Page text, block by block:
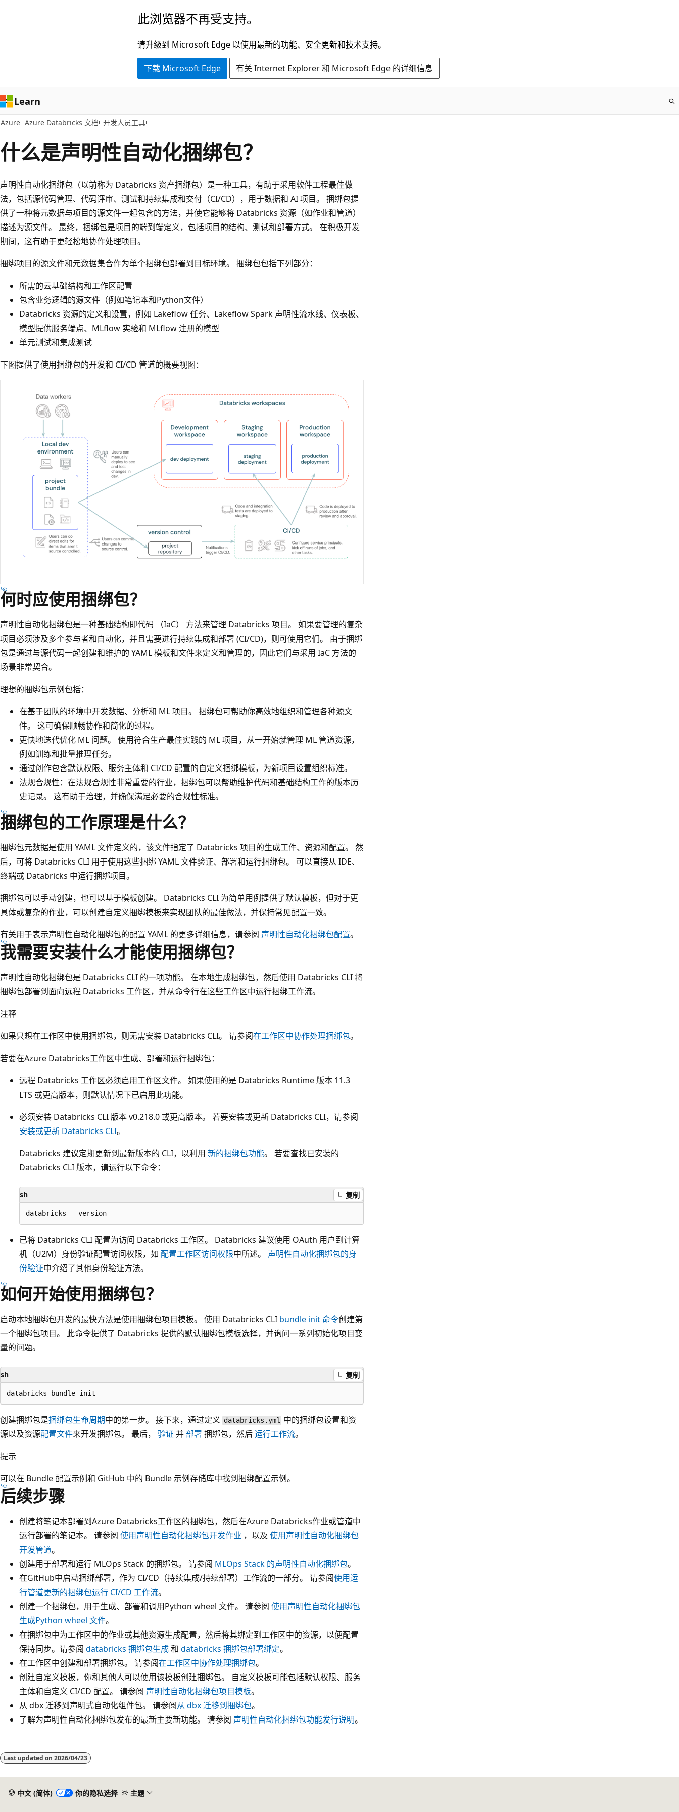
容
此浏览器不再受支持。
请升级到 Microsoft Edge 以使用最新的功能、安全更新和技术支持。
下载 Microsoft Edge 有关 Internet Explorer 和 Microsoft Edge 的详细信息
Learn
Azure Azure Databricks 文档 开发人员工具
什么是声明性自动化捆绑包？
声明性自动化捆绑包（以前称为 Databricks 资产捆绑包）是一种工具，有助于采用软件工程最佳做
法，包括源代码管理、代码评审、测试和持续集成和交付（CI/CD），用于数据和 AI 项目。 捆绑包提
供了一种将元数据与项目的源文件一起包含的方法，并使它能够将 Databricks 资源（如作业和管道）
描述为源文件。 最终，捆绑包是项目的端到端定义，包括项目的结构、测试和部署方式。 在积极开发
期间，这有助于更轻松地协作处理项目。
捆绑项目的源文件和元数据集合作为单个捆绑包部署到目标环境。 捆绑包包括下列部分：
所需的云基础结构和工作区配置
包含业务逻辑的源文件（例如笔记本和Python文件）
Databricks 资源的定义和设置，例如 Lakeflow 任务、Lakeflow Spark 声明性流水线、仪表板、
模型提供服务端点、MLflow 实验和 MLflow 注册的模型
单元测试和集成测试
下图提供了使用捆绑包的开发和 CI/CD 管道的概要视图：
何时应使用捆绑包？
声明性自动化捆绑包是一种基础结构即代码 （IaC） 方法来管理 Databricks 项目。 如果要管理的复杂
项目必须涉及多个参与者和自动化，并且需要进行持续集成和部署 (CI/CD)，则可使用它们。 由于捆绑
包是通过与源代码一起创建和维护的 YAML 模板和文件来定义和管理的，因此它们与采用 IaC 方法的
场景非常契合。
理想的捆绑包示例包括：
在基于团队的环境中开发数据、分析和 ML 项目。 捆绑包可帮助你高效地组织和管理各种源文
件。 这可确保顺畅协作和简化的过程。
更快地迭代优化 ML 问题。 使用符合生产最佳实践的 ML 项目，从一开始就管理 ML 管道资源，
例如训练和批量推理任务。
通过创作包含默认权限、服务主体和 CI/CD 配置的自定义捆绑模板，为新项目设置组织标准。
法规合规性：在法规合规性非常重要的行业，捆绑包可以帮助维护代码和基础结构工作的版本历
史记录。 这有助于治理，并确保满足必要的合规性标准。
捆绑包的工作原理是什么？
捆绑包元数据是使用 YAML 文件定义的，该文件指定了 Databricks 项目的生成工件、资源和配置。 然
后，可将 Databricks CLI 用于使用这些捆绑 YAML 文件验证、部署和运行捆绑包。 可以直接从 IDE、
终端或 Databricks 中运行捆绑项目。
捆绑包可以手动创建，也可以基于模板创建。 Databricks CLI 为简单用例提供了默认模板，但对于更
具体或复杂的作业，可以创建自定义捆绑模板来实现团队的最佳做法，并保持常见配置一致。
有关用于表示声明性自动化捆绑包的配置 YAML 的更多详细信息，请参阅 声明性自动化捆绑包配置。
我需要安装什么才能使用捆绑包？
声明性自动化捆绑包是 Databricks CLI 的一项功能。 在本地生成捆绑包，然后使用 Databricks CLI 将
捆绑包部署到面向远程 Databricks 工作区，并从命令行在这些工作区中运行捆绑工作流。
注释
如果只想在工作区中使用捆绑包，则无需安装 Databricks CLI。 请参阅在工作区中协作处理捆绑包。
若要在Azure Databricks工作区中生成、部署和运行捆绑包：
远程 Databricks 工作区必须启用工作区文件。 如果使用的是 Databricks Runtime 版本 11.3
LTS 或更高版本，则默认情况下已启用此功能。
必须安装 Databricks CLI 版本 v0.218.0 或更高版本。 若要安装或更新 Databricks CLI，请参阅
安装或更新 Databricks CLI。
Databricks 建议定期更新到最新版本的 CLI，以利用 新的捆绑包功能。 若要查找已安装的
Databricks CLI 版本，请运行以下命令：
sh 复制
已将 Databricks CLI 配置为访问 Databricks 工作区。 Databricks 建议使用 OAuth 用户到计算
机（U2M）身份验证配置访问权限，如 配置工作区访问权限中所述。 声明性自动化捆绑包的身
份验证中介绍了其他身份验证方法。
如何开始使用捆绑包？
启动本地捆绑包开发的最快方法是使用捆绑包项目模板。 使用 Databricks CLI bundle init 命令创建第
一个捆绑包项目。 此命令提供了 Databricks 提供的默认捆绑包模板选择，并询问一系列初始化项目变
量的问题。
sh 复制
创建捆绑包是捆绑包生命周期中的第一步。 接下来，通过定义 databricks.yml 中的捆绑包设置和资
源以及资源配置文件来开发捆绑包。 最后， 验证 并部署捆绑包，然后运行工作流。
提示
可以在 Bundle 配置示例和 GitHub 中的 Bundle 示例存储库中找到捆绑配置示例。
后续步骤
创建将笔记本部署到Azure Databricks工作区的捆绑包，然后在Azure Databricks作业或管道中
运行部署的笔记本。 请参阅 使用声明性自动化捆绑包开发作业 ，以及 使用声明性自动化捆绑包
开发管道。
创建用于部署和运行 MLOps Stack 的捆绑包。 请参阅 MLOps Stack 的声明性自动化捆绑包。
在GitHub中启动捆绑部署，作为 CI/CD（持续集成/持续部署）工作流的一部分。 请参阅使用运
行管道更新的捆绑包运行 CI/CD 工作流。
创建一个捆绑包，用于生成、部署和调用Python wheel 文件。 请参阅 使用声明性自动化捆绑包
生成Python wheel 文件。
在捆绑包中为工作区中的作业或其他资源生成配置，然后将其绑定到工作区中的资源，以便配置
保持同步。请参阅 databricks 捆绑包生成和 databricks 捆绑包部署绑定。
在工作区中创建和部署捆绑包。 请参阅在工作区中协作处理捆绑包。
创建自定义模板，你和其他人可以使用该模板创建捆绑包。 自定义模板可能包括默认权限、服务
主体和自定义 CI/CD 配置。 请参阅 声明性自动化捆绑包项目模板。
从 dbx 迁移到声明式自动化组件包。 请参阅从 dbx 迁移到捆绑包。
了解为声明性自动化捆绑包发布的最新主要新功能。 请参阅 声明性自动化捆绑包功能发行说明。
Last updated on 2026/04/23
中文 (简体) 你的隐私选择 主题